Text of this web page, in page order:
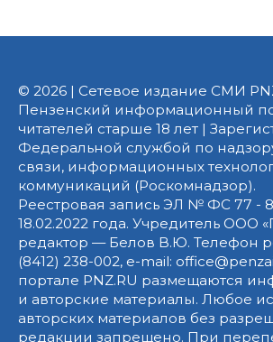
© 2026 | Сетевое издание СМИ
Пензенский информационный
читателей старше 18 лет |
Федеральной службой по
связи, информационных
коммуникаций (Роскомнадзор).
Реестровая запись ЭЛ № ФС 77 -
18.02.2022 года. Учредитель ООО
редактор — Белов В.Ю. Телефон
(8412) 238-002, e-mail:
портале PNZ.RU размещаются
и авторские материалы. Любое
авторских материалов без
редакции запрещено. При